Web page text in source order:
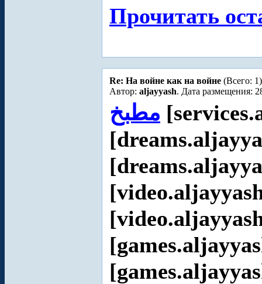
Прочитать
Re: На войне как на войне (Всего: 1)
Автор: aljayyash. Дата размещения:
مطبخ